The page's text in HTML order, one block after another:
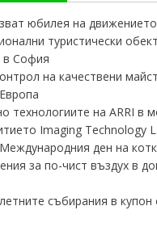
юбилея на
туристически
в София
на качествени
технологиите на ARRI в
Imaging Technology
ден на
за по-чист въздух в
събирания в купон